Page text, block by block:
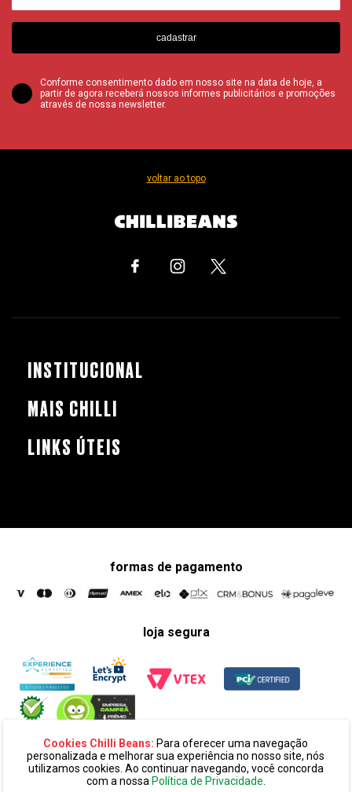
Cookies Chilli Beans: Para oferecer uma navegação
personalizada e melhorar sua experiência no nosso site, nós
utilizamos cookies. Ao continuar navegando, você concorda
com a nossa Política de Privacidade.
cadastrar
Conforme consentimento dado em nosso site na data de hoje, a
partir de agora receberá nossos informes publicitários e promoções
através de nossa newsletter.
voltar ao topo
INSTITUCIONAL
MAIS CHILLI
LINKS ÚTEIS
formas de pagamento
loja segura